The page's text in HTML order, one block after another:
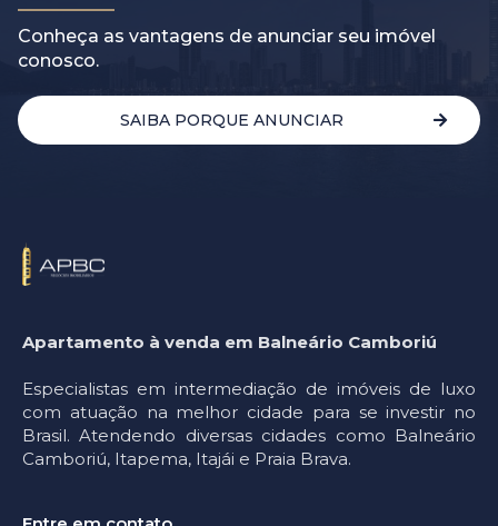
Conheça as vantagens de anunciar seu imóvel
conosco.
SAIBA PORQUE ANUNCIAR
Apartamento à venda em Balneário Camboriú
Especialistas em intermediação de imóveis de luxo
com atuação na melhor cidade para se investir no
Brasil. Atendendo diversas cidades como Balneário
Camboriú, Itapema, Itajái e Praia Brava.